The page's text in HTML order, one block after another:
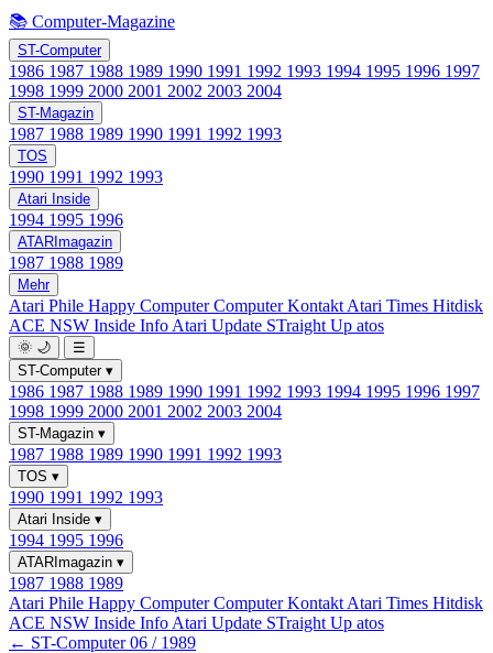
📚 Computer-Magazine
ST-Computer
1986 1987 1988 1989 1990 1991 1992 1993 1994 1995 1996 1997
1998 1999 2000 2001 2002 2003 2004
ST-Magazin
1987 1988 1989 1990 1991 1992 1993
TOS
1990 1991 1992 1993
Atari Inside
1994 1995 1996
ATARImagazin
1987 1988 1989
Mehr
Atari Phile Happy ComputerComputer Kontakt Atari Times Hitdisk
ACE NSW Inside Info Atari Update STraight Up atos
🌞 🌙
☰
ST-Computer ▾
1986 1987 1988 1989 1990 1991 1992 1993 1994 1995 1996 1997
1998 1999 2000 2001 2002 2003 2004
ST-Magazin ▾
1987 1988 1989 1990 1991 1992 1993
TOS ▾
1990 1991 1992 1993
Atari Inside ▾
1994 1995 1996
ATARImagazin ▾
1987 1988 1989
Atari Phile Happy ComputerComputer Kontakt Atari Times Hitdisk
ACE NSW Inside Info Atari Update STraight Up atos
← ST-Computer 06 / 1989